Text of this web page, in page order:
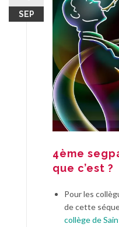
SEP
4ème
que c’est ?
Pour les
de cette
collège de